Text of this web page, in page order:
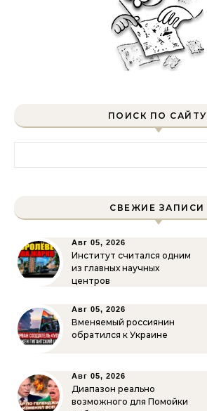
ПОИСК ПО САЙТУ
СВЕЖИЕ ЗАПИСИ
Авг 05, 2026
Институт считался одним
из главных научных
центров
Авг 05, 2026
Вменяемый россиянин
обратился к Украине
Авг 05, 2026
Диапазон реально
возможного для Помойки